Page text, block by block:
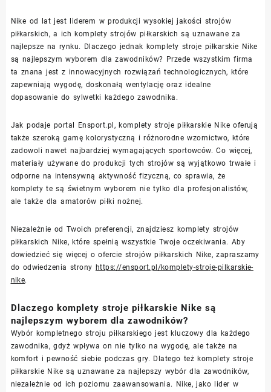
Nike od lat jest liderem w produkcji wysokiej jakości strojów
piłkarskich, a ich komplety strojów piłkarskich są uznawane za
najlepsze na rynku. Dlaczego jednak komplety stroje piłkarskie Nike
są najlepszym wyborem dla zawodników? Przede wszystkim firma
ta znana jest z innowacyjnych rozwiązań technologicznych, które
zapewniają wygodę, doskonałą wentylację oraz idealne
dopasowanie do sylwetki każdego zawodnika.
Jak podaje portal Ensport.pl, komplety stroje piłkarskie Nike oferują
także szeroką gamę kolorystyczną i różnorodne wzornictwo, które
zadowoli nawet najbardziej wymagających sportowców. Co więcej,
materiały używane do produkcji tych strojów są wyjątkowo trwałe i
odporne na intensywną aktywność fizyczną, co sprawia, że
komplety te są świetnym wyborem nie tylko dla profesjonalistów,
ale także dla amatorów piłki nożnej.
Niezależnie od Twoich preferencji, znajdziesz komplety strojów
piłkarskich Nike, które spełnią wszystkie Twoje oczekiwania. Aby
dowiedzieć się więcej o ofercie strojów piłkarskich Nike, zapraszamy
do odwiedzenia strony https://ensport.pl/komplety-stroje-pilkarskie-
nike.
Dlaczego komplety stroje piłkarskie Nike są
najlepszym wyborem dla zawodników?
Wybór kompletnego stroju piłkarskiego jest kluczowy dla każdego
zawodnika, gdyż wpływa on nie tylko na wygodę, ale także na
komfort i pewność siebie podczas gry. Dlatego też komplety stroje
piłkarskie Nike są uznawane za najlepszy wybór dla zawodników,
niezależnie od ich poziomu zaawansowania. Nike, jako lider w